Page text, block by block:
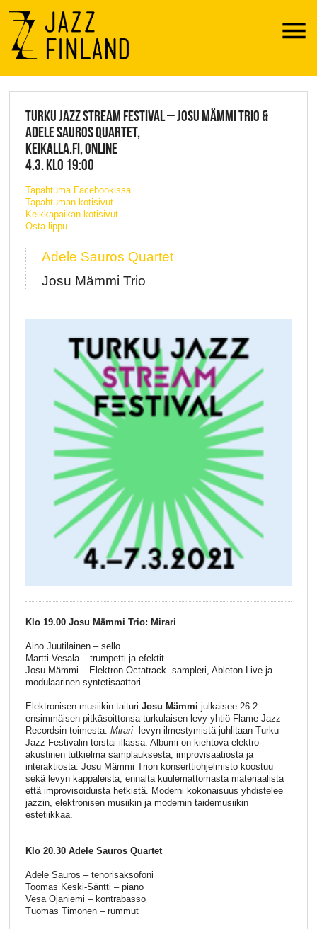
Menu
JAZZ FINLAND LIVE
TURKU JAZZ STREAM FESTIVAL – JOSU MÄMMI TRIO &
ADELE SAUROS QUARTET,
KEIKALLA.FI, ONLINE
4.3. KLO 19:00
Tapahtuma Facebookissa
Tapahtuman kotisivut
Keikkapaikan kotisivut
Osta lippu
Adele Sauros Quartet
Josu Mämmi Trio
Klo 19.00 Josu Mämmi Trio: Mirari
Aino Juutilainen – sello
Martti Vesala – trumpetti ja efektit
Josu Mämmi – Elektron Octatrack -sampleri, Ableton Live ja
modulaarinen syntetisaattori
Elektronisen musiikin taituri Josu Mämmi julkaisee 26.2.
ensimmäisen pitkäsoittonsa turkulaisen levy-yhtiö Flame Jazz
Recordsin toimesta. Mirari-levyn ilmestymistä juhlitaan Turku
Jazz Festivalin torstai-illassa. Albumi on kiehtova elektro-
akustinen tutkielma samplauksesta, improvisaatiosta ja
interaktiosta. Josu Mämmi Trion konserttiohjelmisto koostuu
sekä levyn kappaleista, ennalta kuulemattomasta materiaalista
että improvisoiduista hetkistä. Moderni kokonaisuus yhdistelee
jazzin, elektronisen musiikin ja modernin taidemusiikin
estetiikkaa.
Klo 20.30 Adele Sauros Quartet
Adele Sauros – tenorisaksofoni
Toomas Keski-Säntti – piano
Vesa Ojaniemi – kontrabasso
Tuomas Timonen – rummut